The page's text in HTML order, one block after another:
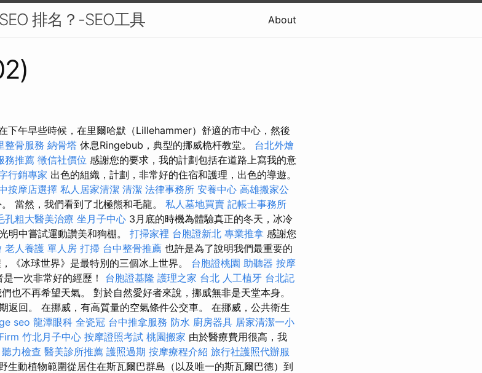
排名？-SEO工具 About
下午早些時候，在里爾哈默（Lillehammer）舒適的市中心，然後
整骨服務 納骨塔 休息Ringebub，典型的挪威桅杆教堂。 台北外燴
務推薦 徵信社價位 感謝您的要求，我的計劃包括在道路上寫我的意
行銷專家 出色的組織，計劃，非常好的住宿和護理，出色的導遊。
按摩店選擇 私人居家清潔 清潔 法律事務所 安養中心 高雄搬家公
當然，我們看到了北極熊和毛龍。 私人墓地買賣 記帳士事務所
孔粗大醫美治療 坐月子中心 3月底的時機為體驗真正的冬天，冰冷
明中嘗試運動讚美和狗棚。 打掃家裡 台胞證新北 專業推拿 感謝您
老人養護 單人房 打掃 台中整骨推薦 也許是為了說明我們最重要的
《冰球世界》是最特別的三個冰上世界。 台胞證桃園 助聽器 按摩
一次非常好的經歷！ 台胞證基隆 護理之家 台北 人工植牙 台北記
也不再希望天氣。 對於自然愛好者來說，挪威無非是天堂本身。
返回。 在挪威，有高質量的空氣條件公交車。 在挪威，公共衛生
seo 龍潭眼科 全瓷冠 台中推拿服務 防水 廚房器具 居家清潔一小
竹北月子中心 按摩證照考試 桃園搬家 由於醫療費用很高，我
聽力檢查 醫美診所推薦 護照過期 按摩療程介紹 旅行社護照代辦服
生動植物範圍從居住在斯瓦爾巴群島（以及唯一的斯瓦爾巴德）到